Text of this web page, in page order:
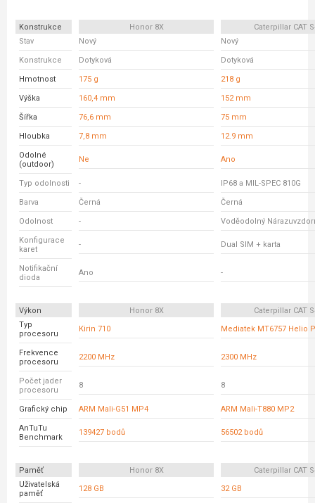
Konstrukce Honor 8X
Caterpillar CAT
Stav
Nový Nový
Konstrukce Dotyková Dotyková
Hmotnost 175 g 218 g
Výška 160,4 mm 152 mm
Šířka 76,6 mm 75 mm
Hloubka 7,8 mm 12.9 mm
Odolné
(outdoor)
Ne Ano
Typ odolnosti - IP68 a MIL-SPEC 810G
Barva Černá Černá
Odolnost - Voděodolný
Konfigurace
karet
- Dual SIM + karta
Notifikační
dioda
Ano -
Výkon Honor 8X
Caterpillar CAT
Typ
procesoru
Kirin 710 Mediatek MT6757 Helio
Frekvence
procesoru
2200 MHz 2300 MHz
Počet jader
procesoru
8 8
Grafický chip ARM Mali-G51 MP4 ARM Mali-T880 MP2
AnTuTu
Benchmark
139427 bodů 56502 bodů
Paměť Honor 8X
Caterpillar CAT
Uživatelská
paměť
128 GB 32 GB